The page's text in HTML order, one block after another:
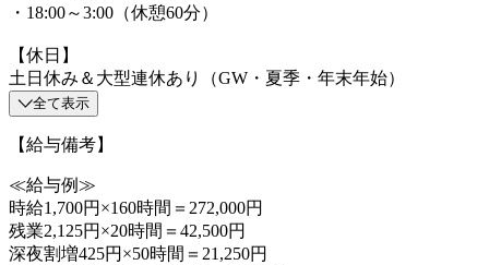
・18:00～3:00（休憩60分）
【休日】
土日休み＆大型連休あり（GW・夏季・年末年始）
全て表示
【給与備考】
≪給与例≫
時給1,700円×160時間＝272,000円
残業2,125円×20時間＝42,500円
深夜割増425円×50時間＝21,250円